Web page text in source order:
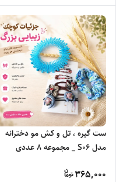
ست گیره ، تل و کش مو دخترانه
مدل S0۶ _ مجموعه ۸ عددی
365,000